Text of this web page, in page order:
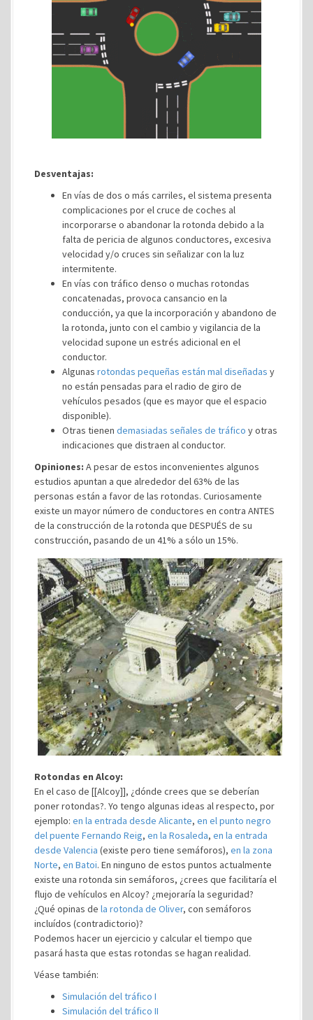
Desventajas:
En vías de dos o más carriles, el sistema presenta
complicaciones por el cruce de coches al
incorporarse o abandonar la rotonda debido a la
falta de pericia de algunos conductores, excesiva
velocidad y/o cruces sin señalizar con la luz
intermitente.
En vías con tráfico denso o muchas rotondas
concatenadas, provoca cansancio en la
conducción, ya que la incorporación y abandono de
la rotonda, junto con el cambio y vigilancia de la
velocidad supone un estrés adicional en el
conductor.
Algunas rotondas pequeñas están mal diseñadas y
no están pensadas para el radio de giro de
vehículos pesados (que es mayor que el espacio
disponible).
Otras tienen demasiadas señales de tráfico y otras
indicaciones que distraen al conductor.
Opiniones: A pesar de estos inconvenientes algunos
estudios apuntan a que alrededor del 63% de las
personas están a favor de las rotondas. Curiosamente
existe un mayor número de conductores en contra ANTES
de la construcción de la rotonda que DESPUÉS de su
construcción, pasando de un 41% a sólo un 15%.
Rotondas en Alcoy:
En el caso de [[Alcoy]], ¿dónde crees que se deberían
poner rotondas?. Yo tengo algunas ideas al respecto, por
ejemplo: en la entrada desde Alicante, en el punto negro
del puente Fernando Reig, en la Rosaleda, en la entrada
desde Valencia (existe pero tiene semáforos), en la zona
Norte, en Batoi. En ninguno de estos puntos actualmente
existe una rotonda sin semáforos, ¿crees que facilitaría el
flujo de vehículos en Alcoy? ¿mejoraría la seguridad?
¿Qué opinas de la rotonda de Oliver, con semáforos
incluídos (contradictorio)?
Podemos hacer un ejercicio y calcular el tiempo que
pasará hasta que estas rotondas se hagan realidad.
Véase también:
Simulación del tráfico I
Simulación del tráfico II